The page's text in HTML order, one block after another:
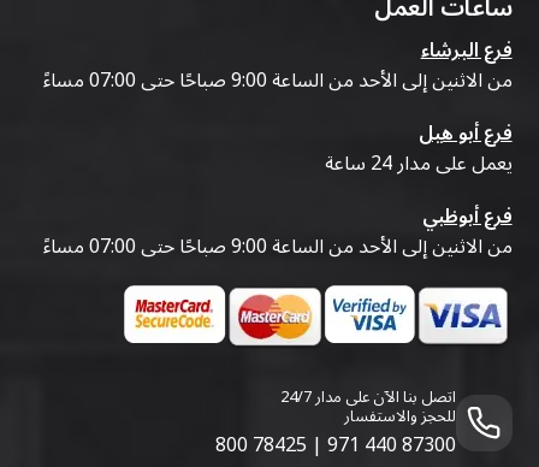
فرع البرشاء
من الاثنين إلى الأحد من الساعة 9:00 صباحًا حتى 07:00 مساءً
فرع أبو هيل
يعمل على مدار 24 ساعة
فرع أبوظبي
من الاثنين إلى الأحد من الساعة 9:00 صباحًا حتى 07:00 مساءً
اتصل بنا الآن على مدار 24/7
للحجز والاستفسار
800 78425 | 971 440 87300